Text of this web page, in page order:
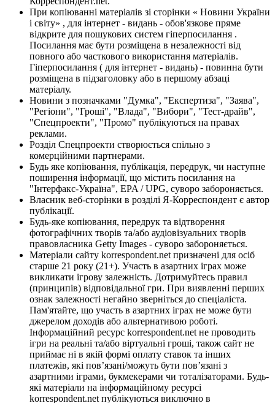
При копіюванні матеріалів зі сторінки « Новини України
і світу» , для інтернет - видань - обов'язкове пряме
відкрите для пошукових систем гіперпосилання .
Посилання має бути розміщена в незалежності від
повного або часткового використання матеріалів.
Гіперпосилання ( для інтернет - видань) - повинна бути
розміщена в підзаголовку або в першому абзаці
матеріалу.
Новини з позначками "Думка", "Експертиза", "Заява",
"Регіони", "Гроші", "Влада", "Вибори", "Тест-драйв",
"Спецпроекти", "Промо" публікуються на правах
реклами.
Розділ Спецпроекти створюється спільно з
комерційними партнерами.
Будь яке копіювання, публікація, передрук, чи наступне
поширення інформації, що містить посилання на
"Інтерфакс-Україна", EPA / UPG, суворо забороняється.
Власник веб-сторінки в розділі Я-Корреспондент є автор
публікації.
Будь-яке копіювання, передрук та відтворення
фотографічних творів та/або аудіовізуальних творів
правовласника Getty Images - суворо забороняється.
Матеріали сайту korrespondent.net призначені для осіб
старше 21 року (21+). Участь в азартних іграх може
викликати ігрову залежність. Дотримуйтесь правил
(принципів) відповідальної гри. При виявленні перших
ознак залежності негайно зверніться до спеціаліста.
Пам'ятайте, що участь в азартних іграх не може бути
джерелом доходів або альтернативою роботі.
Інформаційний ресурс korrespondent.net не проводить
ігри на реальні та/або віртуальні гроші, також сайт не
приймає ні в якій формі оплату ставок та інших
платежів, які пов’язані/можуть бути пов’язані з
азартними іграми, букмекерами чи тоталізаторами. Будь-
які матеріали на інформаційному ресурсі
korrespondent.net публікуються виключно в